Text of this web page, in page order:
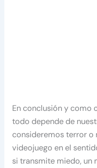
En conclusión y como
todo depende de
consideremos terror o
videojuego en el
si transmite miedo,